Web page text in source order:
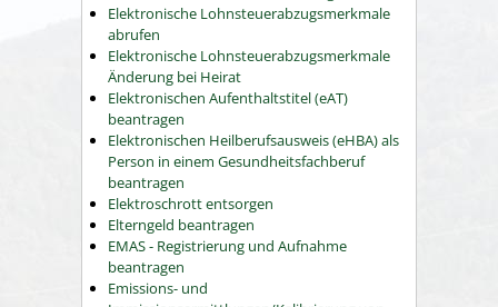
Elektronische Lohnsteuerabzugsmerkmale
abrufen
Elektronische Lohnsteuerabzugsmerkmale
Änderung bei Heirat
Elektronischen Aufenthaltstitel (eAT)
beantragen
Elektronischen Heilberufsausweis (eHBA) als
Person in einem Gesundheitsfachberuf
beantragen
Elektroschrott entsorgen
Elterngeld beantragen
EMAS - Registrierung und Aufnahme
beantragen
Emissions- und